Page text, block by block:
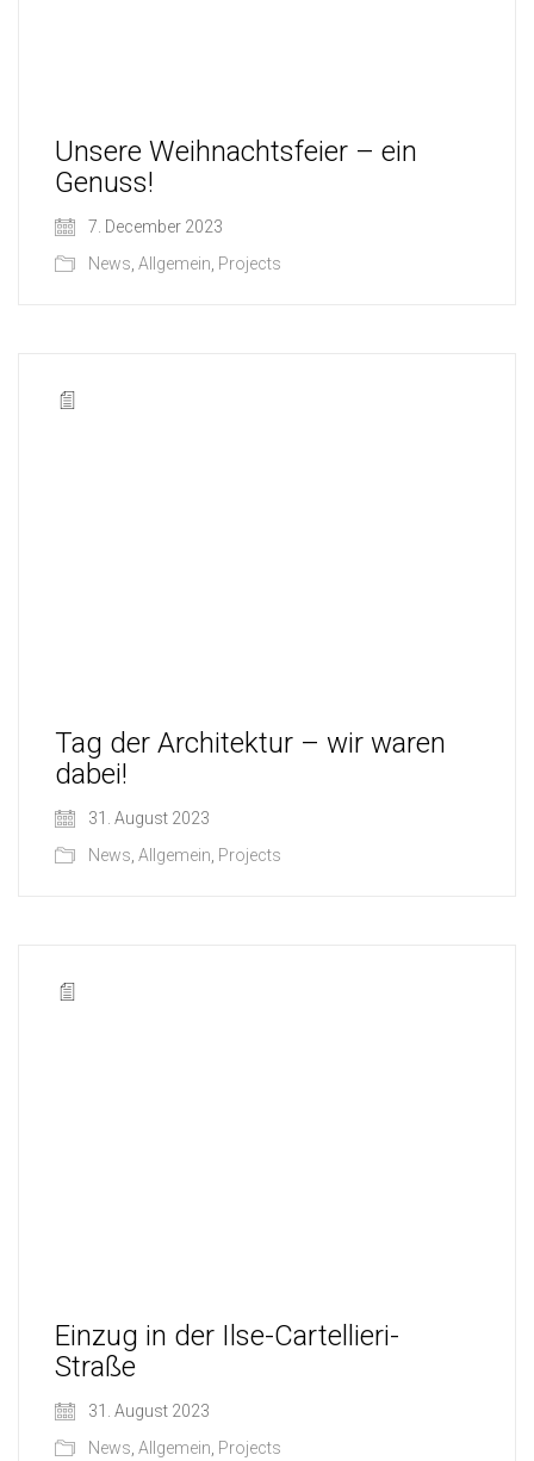
Unsere Weihnachtsfeier – ein
Genuss!
7. December 2023
News Allgemein Projects
Tag der Architektur – wir waren
dabei!
31. August 2023
News, Allgemein, Projects
Einzug in der Ilse-Cartellieri-
Straße
31. August 2023
News Allgemein Projects